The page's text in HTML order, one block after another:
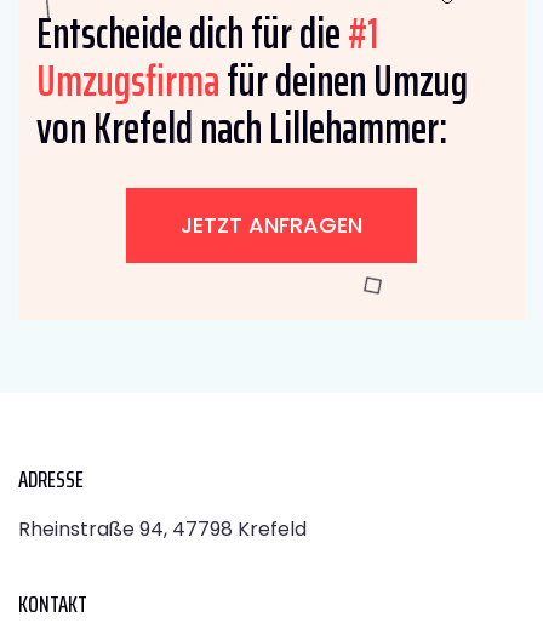
Entscheide dich für die#1
Umzugsfirmafür deinen Umzug
von Krefeld nach Lillehammer:
JETZT ANFRAGEN
ADRESSE
Rheinstraße 94, 47798 Krefeld
KONTAKT